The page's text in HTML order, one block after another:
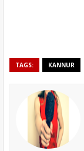
TAGS: KANNUR